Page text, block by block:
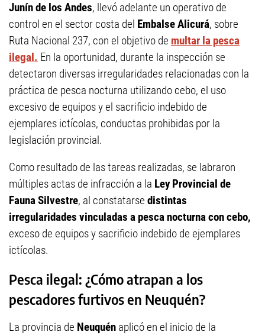
Junín de los Andes, llevó adelante un operativo de
control en el sector costa del Embalse Alicurá, sobre
Ruta Nacional 237, con el objetivo de multar la pesca
ilegal. En la oportunidad, durante la inspección se
detectaron diversas irregularidades relacionadas con la
práctica de pesca nocturna utilizando cebo, el uso
excesivo de equipos y el sacrificio indebido de
ejemplares ictícolas, conductas prohibidas por la
legislación provincial.
Como resultado de las tareas realizadas, se labraron
múltiples actas de infracción a la Ley Provincial de
Fauna Silvestre, al constatarse distintas
irregularidades vinculadas a pesca nocturna con cebo,
exceso de equipos y sacrificio indebido de ejemplares
ictícolas.
Pesca ilegal: ¿Cómo atrapan a los
pescadores furtivos en Neuquén?
La provincia de Neuquén aplicó en el inicio de la